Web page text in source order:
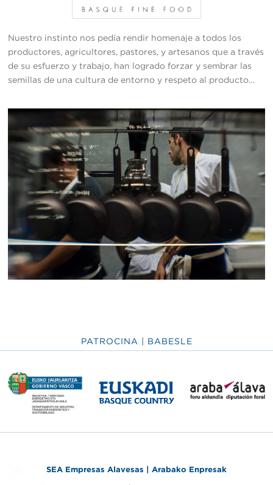
Nuestro instinto nos pedía rendir homenaje a todos los
productores, agricultores, pastores, y artesanos que a través
de su esfuerzo y trabajo, han logrado forzar y sembrar las
semillas de una cultura de entorno y respeto al producto…
PATROCINA | BABESLE
SEA Empresas Alavesas | Arabako Enpresak